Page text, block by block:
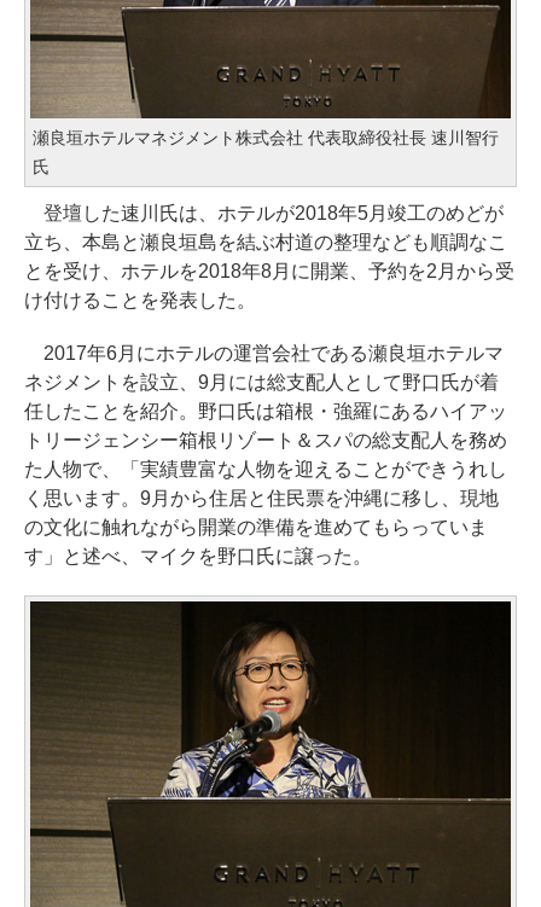
瀬良垣ホテルマネジメント株式会社 代表取締役社長 速川智行
氏
登壇した速川氏は、ホテルが2018年5月竣工のめどが
立ち、本島と瀬良垣島を結ぶ村道の整理なども順調なこ
とを受け、ホテルを2018年8月に開業、予約を2月から受
け付けることを発表した。
2017年6月にホテルの運営会社である瀬良垣ホテルマ
ネジメントを設立、9月には総支配人として野口氏が着
任したことを紹介。野口氏は箱根・強羅にあるハイアッ
トリージェンシー箱根リゾート＆スパの総支配人を務め
た人物で、「実績豊富な人物を迎えることができうれし
く思います。9月から住居と住民票を沖縄に移し、現地
の文化に触れながら開業の準備を進めてもらっていま
す」と述べ、マイクを野口氏に譲った。